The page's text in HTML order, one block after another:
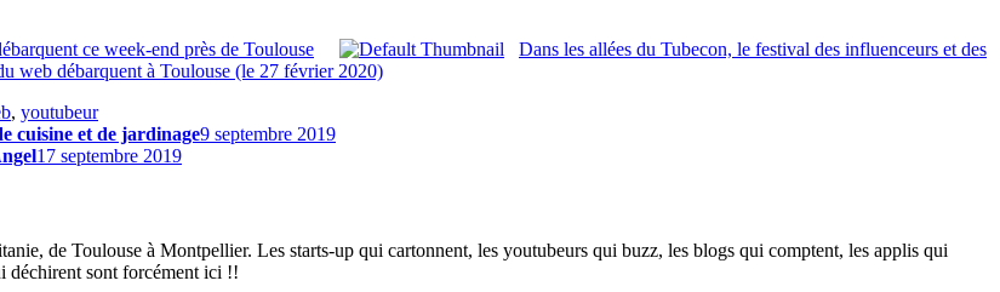
ce week-end près de Toulouse
Dans les allées du Tubecon, le festival des influenceurs et des
web débarquent à Toulouse (le 27 février 2020)
, youtubeur
cuisine et de jardinage9 septembre 2019
17 septembre 2019
de Toulouse à Montpellier. Les starts-up qui cartonnent, les youtubeurs qui buzz, les blogs qui comptent, les applis qui
déchirent sont forcément ici !!